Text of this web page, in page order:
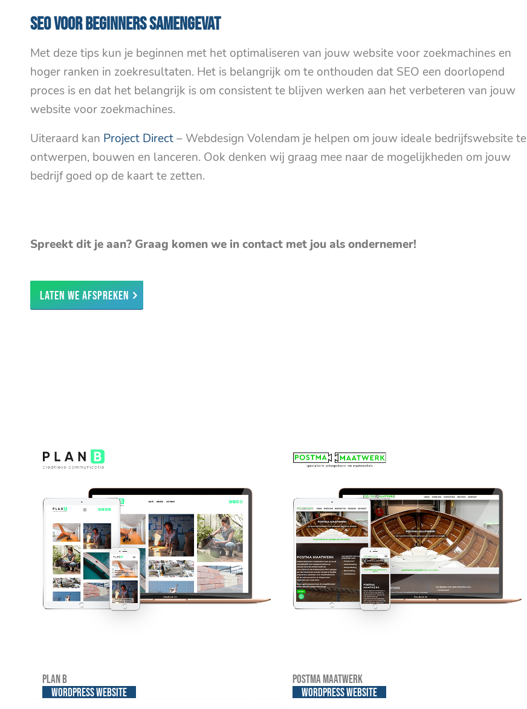
SEO voor beginners samengevat
Met deze tips kun je beginnen met het optimaliseren van jouw website voor zoekmachines en
hoger ranken in zoekresultaten. Het is belangrijk om te onthouden dat SEO een doorlopend
proces is en dat het belangrijk is om consistent te blijven werken aan het verbeteren van jouw
website voor zoekmachines.
Uiteraard kan Project Direct– Webdesign Volendam je helpen om jouw ideale bedrijfswebsite te
ontwerpen, bouwen en lanceren. Ook denken wij graag mee naar de mogelijkheden om jouw
bedrijf goed op de kaart te zetten.
Spreekt dit je aan? Graag komen we in contact met jou als ondernemer!
Laten we afspreken
Plan B
WordPress website
Postma Maatwerk
WordPress website